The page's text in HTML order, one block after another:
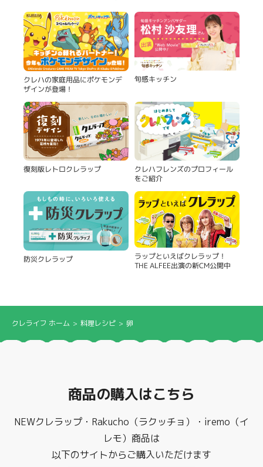
クレハの家庭用品にポケモンデ
ザインが登場！
旬感キッチン
復刻版レトロクレラップ クレハフレンズのプロフィール
をご紹介
防災クレラップ ラップといえばクレラップ！
THE ALFEE出演の新CM公開中
クレライフ ホーム 料理レシピ 卵
商品の購入はこちら
NEWクレラップ・Rakucho（ラクッチョ）・iremo（イ
レモ）商品は
以下のサイトからご購入いただけます